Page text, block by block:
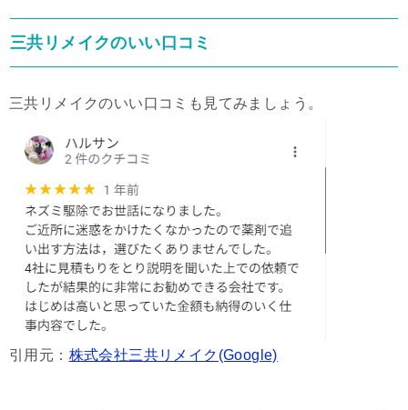
三共リメイクのいい口コミ
三共リメイクのいい口コミも見てみましょう。
引用元： 株式会社三共リメイク(Google)